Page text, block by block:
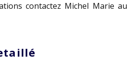
contactez Michel Marie au